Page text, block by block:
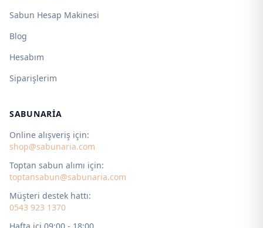
Sabun Hesap Makinesi
Blog
Hesabım
Siparişlerim
SABUNARIA
Online alışveriş için:
shop@sabunaria.com
Toptan sabun alımı için:
toptansabun@sabunaria.com
Müşteri destek hattı:
0543 923 1370